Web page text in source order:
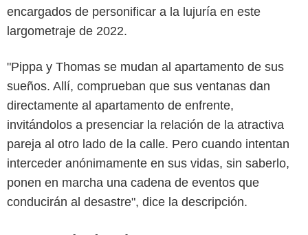
encargados de personificar a la lujuría en este
largometraje de 2022.
"Pippa y Thomas se mudan al apartamento de sus
sueños. Allí, comprueban que sus ventanas dan
directamente al apartamento de enfrente,
invitándolos a presenciar la relación de la atractiva
pareja al otro lado de la calle. Pero cuando intentan
interceder anónimamente en sus vidas, sin saberlo,
ponen en marcha una cadena de eventos que
conducirán al desastre", dice la descripción.
Netflix